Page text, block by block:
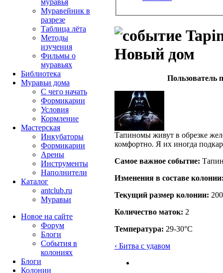
Новый дом
Пользователь
Тапиномы живут в обрезке
комфортно. Я их иногда
Самое важное событие:
Изменения в составе
Текущий размер кoлонии: 200
Количество маток: 2
Температура: 29-30°C
‹ Битва с удавом
муравья
Муравейник в
разрезе
Таблица лёта
Методы
изучения
Фильмы о
муравьях
Библиотека
Муравьи дома
С чего начать
Формикарии
Условия
Кормление
Мастерская
Инкубаторы
Формикарии
Арены
Инструменты
Наполнители
Каталог
antclub.ru
Муравьи
Новое на сайте
Форум
Блоги
События в
колониях
Блоги
Колонии